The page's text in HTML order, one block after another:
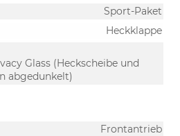
Sport-Paket
Heckklappe
Glass (Heckscheibe und
abgedunkelt)
Frontantrieb